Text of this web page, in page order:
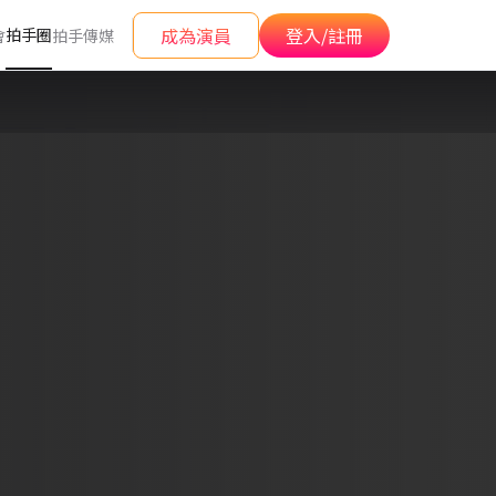
拍手圈拍手傳媒 成為演員 登入/註冊